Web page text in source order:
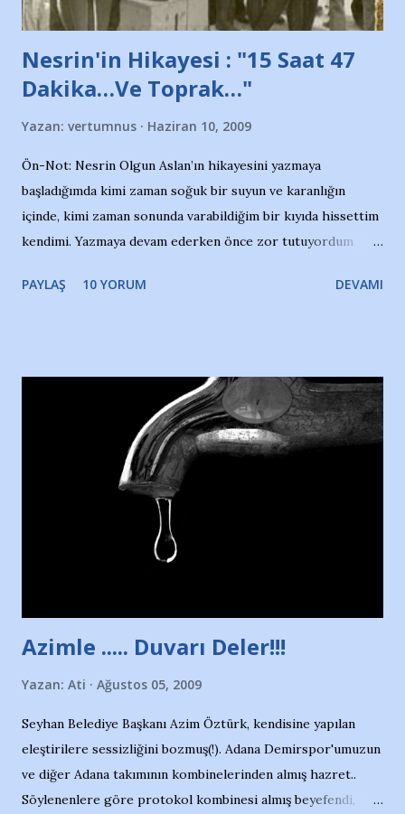
Nesrin'in Hikayesi : "15 Saat 47
Dakika…Ve Toprak…"
Yazan: vertumnus Haziran 10, 2009
Ön-Not: Nesrin Olgun Aslan’ın hikayesini yazmaya
başladığımda kimi zaman soğuk bir suyun ve karanlığın
içinde, kimi zaman sonunda varabildiğim bir kıyıda hissettim
kendimi. Yazmaya devam ederken önce zor tutuyordum
Yazımı, ağlayarak bitirebildim ancak…Kendisinin web
Nesrin’in Hikayesi’ne başlıyorum… 1964 Adana Yüzme
havuzunun kenarında 7 yaşında kara kuru bir kız çocuğu
duruyor. Havuzun içinde Adana Demirspor Kulübü
yüzücüleri. Erkekler çoğunlukta. Küçük kız etrafına bakıyor.
Sadece 4 kız çocuğu var. Nesrin, Adana Demirspor’un 4
kızından biri oluyor o gün…Giriyor havuza. 1973 – 1975
Adana Nesrin, 16 yaşında. Yüzüyor. 7 yaşında girdiği
Türkiye 3.lüğü var. 17 yaşında mar...
PAYLAŞ 10 YORUM DEVAMI
Azimle ..... Duvarı Deler!!!
Yazan: Ati Ağustos 05, 2009
Seyhan Belediye Başkanı Azim Öztürk, kendisine yapılan
eleştirilere sessizliğini bozmuş(!). Adana Demirspor'umuzun
ve diğer Adana takımının kombinelerinden almış hazret..
Söylenenlere göre protokol kombinesi almış beyefendi,